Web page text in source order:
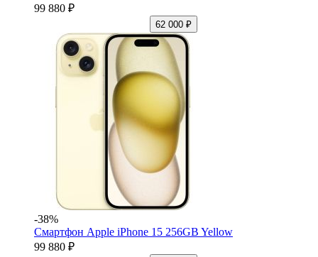
99 880 ₽
62 000 ₽
-38%
Смартфон Apple iPhone 15 256GB Yellow
99 880 ₽